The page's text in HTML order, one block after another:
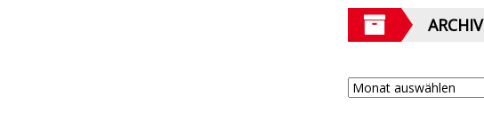
ARCHIV